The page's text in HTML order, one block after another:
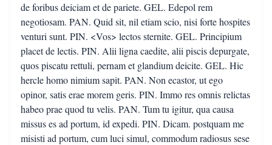
de foribus deiciam et de pariete. GEL. Edepol rem
negotiosam. PAN. Quid sit, nil etiam scio, nisi forte hospites
venturi sunt. PIN. <Vos> lectos sternite. GEL. Principium
placet de lectis. PIN. Alii ligna caedite, alii piscis depurgate,
quos piscatu rettuli, pernam et glandium deicite. GEL. Hic
hercle homo nimium sapit. PAN. Non ecastor, ut ego
opinor, satis erae morem geris. PIN. Immo res omnis relictas
habeo prae quod tu velis. PAN. Tum tu igitur, qua causa
missus es ad portum, id expedi. PIN. Dicam. postquam me
misisti ad portum, cum luci simul, commodum radiosus sese